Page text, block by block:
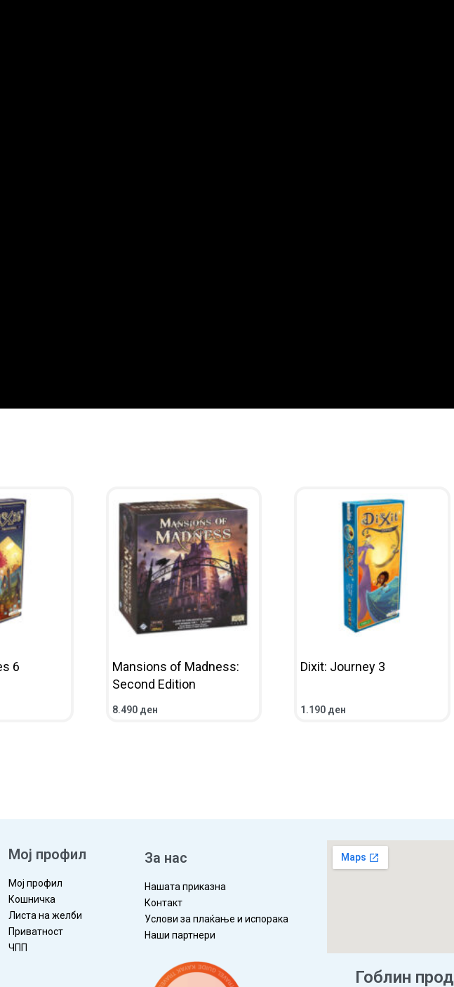
6
Mansions of Madness:
Second Edition
8.490 ден
Dixit: Journey 3
1.190 ден
Мој профил
Мој профил
Кошничка
Листа на желби
Приватност
ЧПП
За нас
Нашата приказна
Контакт
Услови за плаќање и испорака
Наши партнери
Гоблин